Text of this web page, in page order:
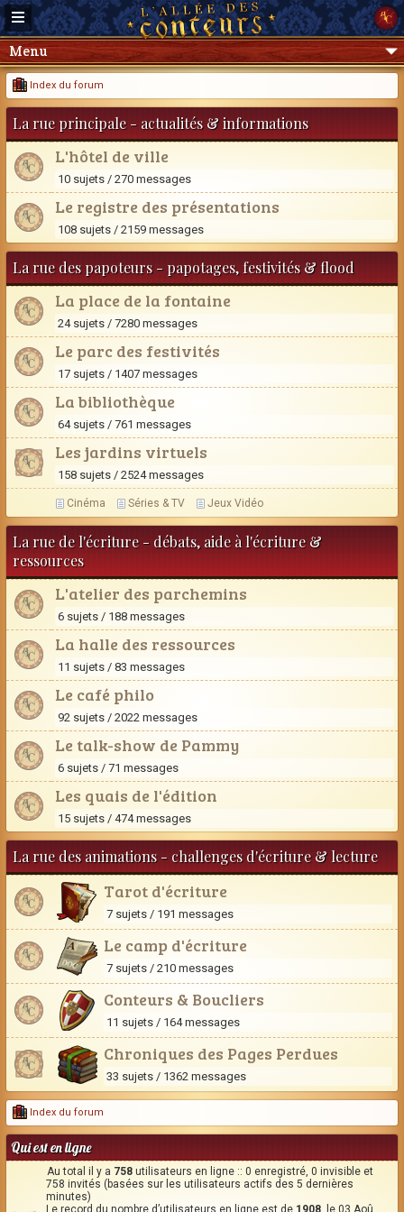
Menu
Index du forum
La rue principale - actualités & informations
L'hôtel de ville
10 sujets / 270 messages
Le registre des présentations
108 sujets / 2159 messages
La rue des papoteurs - papotages, festivités & flood
La place de la fontaine
24 sujets / 7280 messages
Le parc des festivités
17 sujets / 1407 messages
La bibliothèque
64 sujets / 761 messages
Les jardins virtuels
158 sujets / 2524 messages
Cinéma Séries & TV Jeux Vidéo
La rue de l'écriture - débats, aide à l'écriture &
ressources
L'atelier des parchemins
6 sujets / 188 messages
La halle des ressources
11 sujets / 83 messages
Le café philo
92 sujets / 2022 messages
Le talk-show de Pammy
6 sujets / 71 messages
Les quais de l'édition
15 sujets / 474 messages
La rue des animations - challenges d'écriture & lecture
Tarot d'écriture
7 sujets / 191 messages
Le camp d'écriture
7 sujets / 210 messages
Conteurs & Boucliers
11 sujets / 164 messages
Chroniques des Pages Perdues
33 sujets / 1362 messages
Index du forum
Qui est en ligne
Au total il y a 758 utilisateurs en ligne :: 0 enregistré, 0 invisible et
758 invités (basées sur les utilisateurs actifs des 5 dernières
minutes)
Le record du nombre d’utilisateurs en ligne est de 1908 , le 03 Aoû